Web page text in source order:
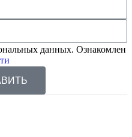
данных. Ознакомлен